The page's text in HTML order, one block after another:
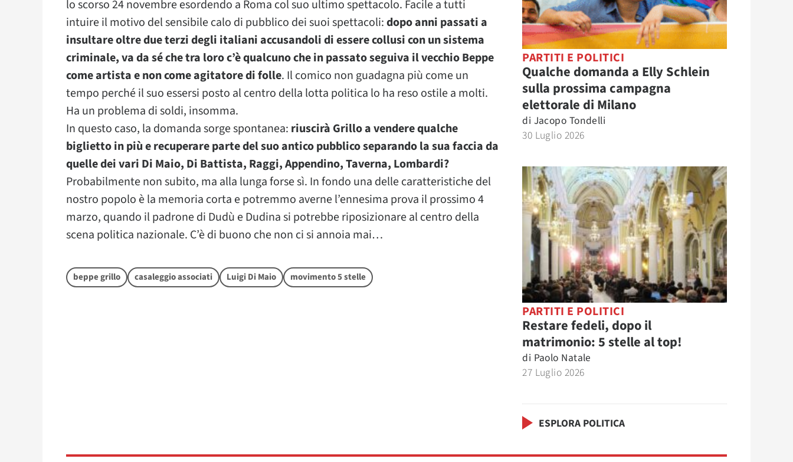
lo scorso 24 novembre esordendo a Roma col suo ultimo spettacolo. Facile a tutti
intuire il motivo del sensibile calo di pubblico dei suoi spettacoli:dopo anni passati a
insultare oltre due terzi degli italiani accusandoli di essere collusi con un sistema
criminale, va da sé che tra loro c’è qualcuno che in passato seguiva il vecchio Beppe
come artista e non come agitatore di folle. Il comico non guadagna più come un
tempo perché il suo essersi posto al centro della lotta politica lo ha reso ostile a molti.
Ha un problema di soldi, insomma.
In questo caso, la domanda sorge spontanea: riuscirà Grillo a vendere qualche
biglietto in più e recuperare parte del suo antico pubblico separando la sua faccia da
quelle dei vari Di Maio, Di Battista, Raggi, Appendino, Taverna, Lombardi?
Probabilmente non subito, ma alla lunga forse sì. In fondo una delle caratteristiche del
nostro popolo è la memoria corta e potremmo averne l’ennesima prova il prossimo 4
marzo, quando il padrone di Dudù e Dudina si potrebbe riposizionare al centro della
scena politica nazionale. C’è di buono che non ci si annoia mai…
beppe grillo casaleggio associati Luigi Di Maio movimento 5 stelle
PARTITI E POLITICI
Qualche domanda a Elly Schlein
sulla prossima campagna
elettorale di Milano
di Jacopo Tondelli
30 Luglio 2026
PARTITI E POLITICI
Restare fedeli, dopo il
matrimonio: 5 stelle al top!
di Paolo Natale
27 Luglio 2026
ESPLORA POLITICA